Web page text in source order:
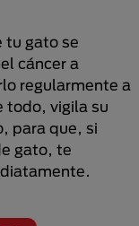
tu gato se
cáncer a
regularmente a
todo, vigila su
para que, si
gato, te